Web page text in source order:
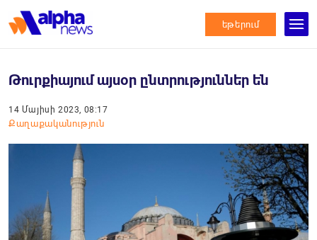
եթերում
Թուրքիայում այսօր ընտրություններ են
14 Մայիսի 2023, 08:17
Քաղաքականություն